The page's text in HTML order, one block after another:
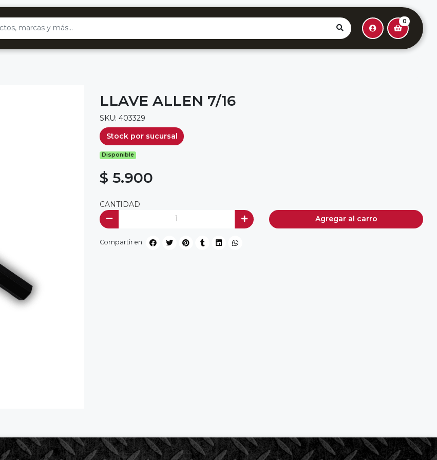
0
LLAVE ALLEN 7/16
SKU: 403329
Stock por sucursal
Disponible
$ 5.900
CANTIDAD
Agregar al carro
Compartir en: